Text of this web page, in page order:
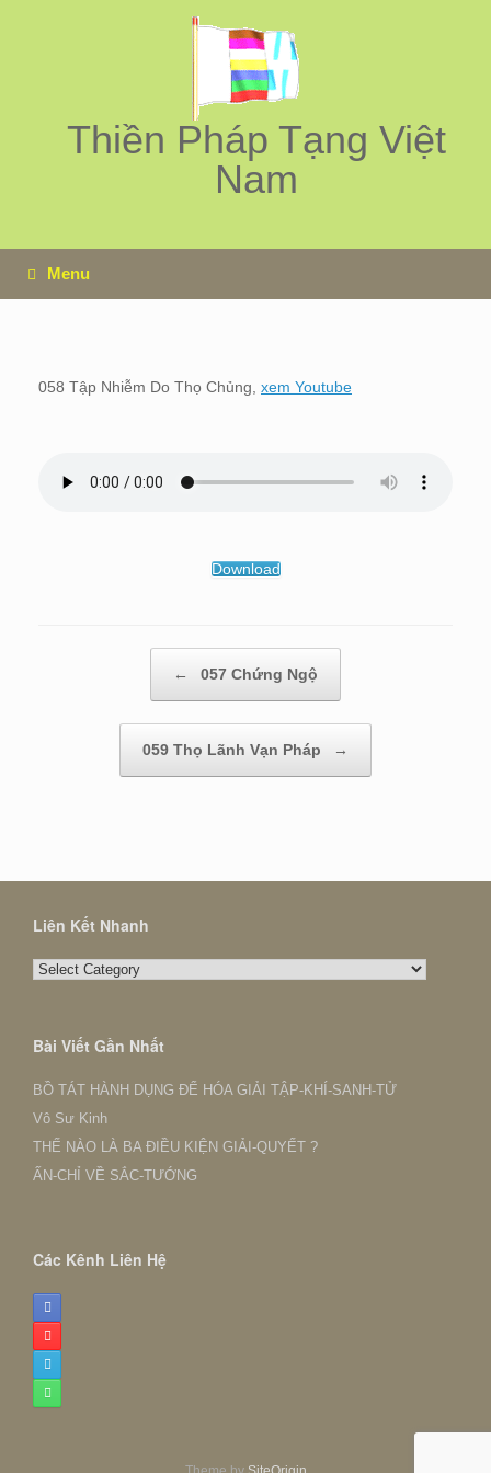
Thiền Pháp Tạng Việt
Nam
Menu
058 Tập Nhiễm Do Thọ Chủng, xem Youtube
Download
← 057 Chứng Ngộ
059 Thọ Lãnh Vạn Pháp →
Liên Kết Nhanh
Liên
Bài Viết Gần Nhất
BỒ TÁT HÀNH DỤNG ĐỂ HÓA GIẢI TẬP-KHÍ-SANH-TỬ
Vô Sư Kinh
THẾ NÀO LÀ BA ĐIỀU KIỆN GIẢI-QUYẾT ?
ẤN-CHỈ VỀ SẮC-TƯỚNG
Các Kênh Liên Hệ